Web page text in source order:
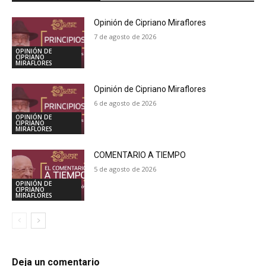
OPINIÓN DE
CIPRIANO
MIRAFLORES
Opinión de Cipriano Miraflores
7 de agosto de 2026
OPINIÓN DE
CIPRIANO
MIRAFLORES
Opinión de Cipriano Miraflores
6 de agosto de 2026
OPINIÓN DE
CIPRIANO
MIRAFLORES
COMENTARIO A TIEMPO
5 de agosto de 2026
Deja un comentario